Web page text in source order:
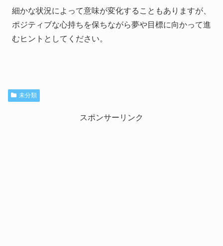
細かな状況によって意味が変化することもありますが、
ポジティブな心持ちを保ちながら夢や目標に向かって進
むヒントとしてください。
未分類
スポンサーリンク